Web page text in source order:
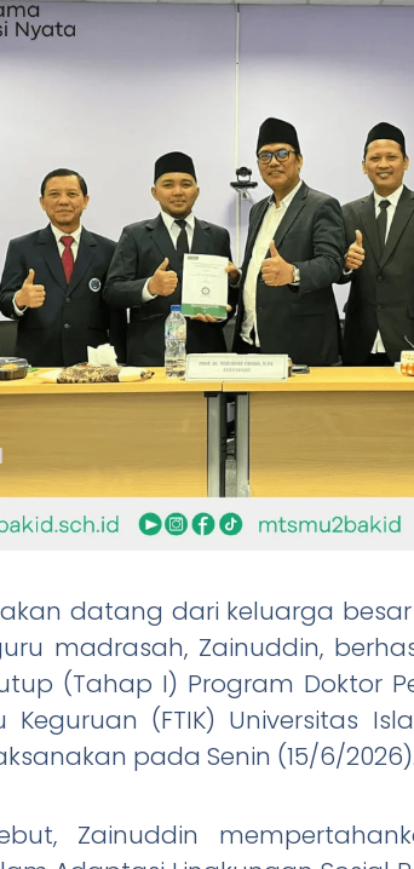
datang dari keluarga besar
madrasah, Zainuddin,
(Tahap I) Program Doktor
(FTIK) Universitas
pada Senin (15/6/2026).
Zainuddin